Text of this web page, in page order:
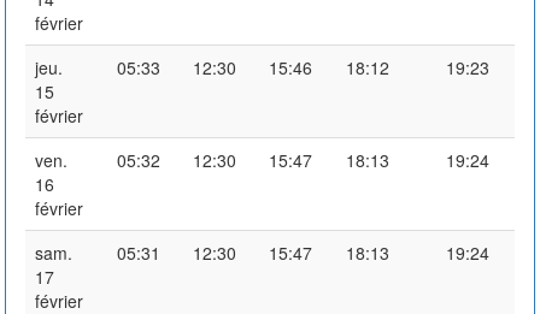
février
jeu.
15
février
05:33 12:30 15:46 18:12 19:23
ven.
16
février
05:32 12:30 15:47 18:13 19:24
sam.
17
février
05:31 12:30 15:47 18:13 19:24